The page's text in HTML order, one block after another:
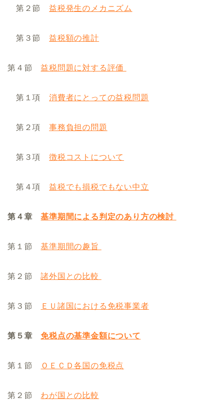
第２節 益税発生のメカニズム
第３節 益税額の推計
第４節益税問題に対する評価
第１項 消費者にとっての益税問題
第２項 事務負担の問題
第３項 徴税コストについて
第４項 益税でも損税でもない中立
第４章基準期間による判定のあり方の検討
第１節基準期間の趣旨
第２節諸外国との比較
第３節 ＥＵ諸国における免税事業者
第５章免税点の基準金額について
第１節 ＯＥＣＤ各国の免税点
第２節 わが国との比較